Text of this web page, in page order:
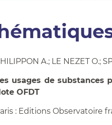
A.; LE NEZET O.;
usages de substances
OFDT
: Editions Observatoire